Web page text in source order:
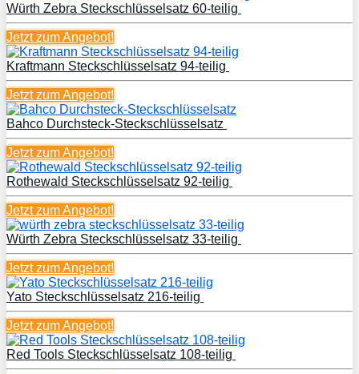
Würth Zebra Steckschlüsselsatz 60-teilig
Jetzt zumAngebot!
Kraftmann Steckschlüsselsatz 94-teilig
Jetzt zumAngebot!
Bahco Durchsteck-Steckschlüsselsatz
Jetzt zumAngebot!
Rothewald Steckschlüsselsatz 92-teilig
Jetzt zumAngebot!
Würth Zebra Steckschlüsselsatz 33-teilig
Jetzt zumAngebot!
Yato Steckschlüsselsatz 216-teilig
Jetzt zumAngebot!
Red Tools Steckschlüsselsatz 108-teilig